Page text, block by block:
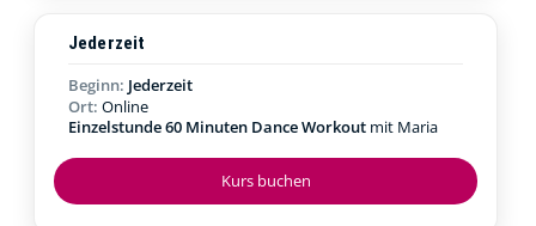
Kurs buchen
Jederzeit
Beginn: Jederzeit
Ort: Online
Einzelstunde 60 Minuten Dance Workout mit Maria